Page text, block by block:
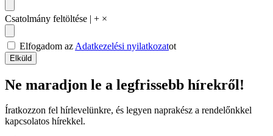
Csatolmány feltöltése | + ×
Elfogadom az Adatkezelési nyilatkozatot
Elküld
Ne maradjon le a legfrissebb hírekről!
Íratkozzon fel hírlevelünkre, és legyen naprakész a rendelőnkkel
kapcsolatos hírekkel.